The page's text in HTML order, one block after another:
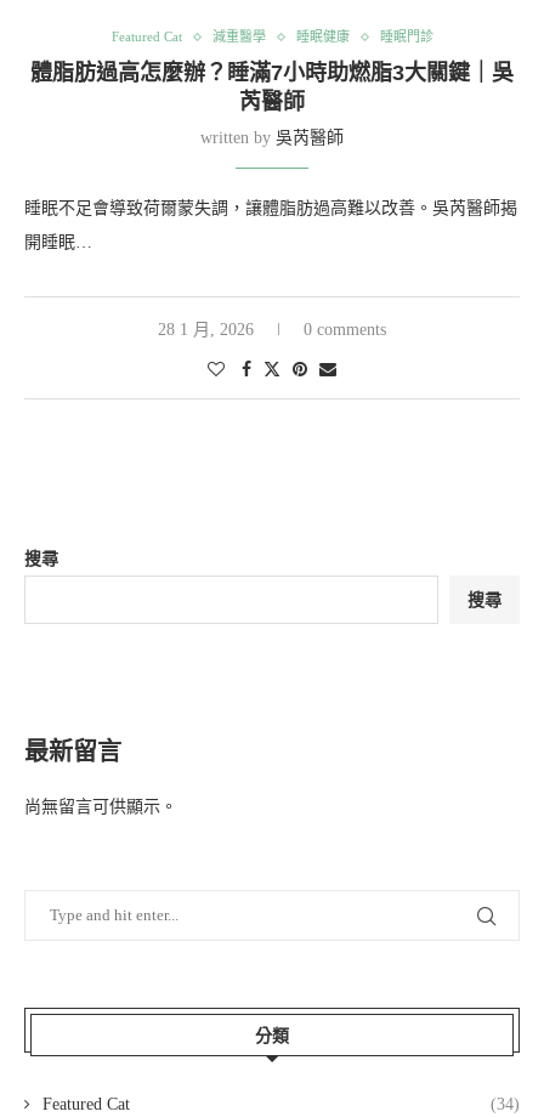
Featured Cat 減重醫學 睡眠健康 睡眠門診
體脂肪過高怎麼辦？睡滿7小時助燃脂3大關鍵｜吳
芮醫師
written by 吳芮醫師
睡眠不足會導致荷爾蒙失調，讓體脂肪過高難以改善。吳芮醫師揭
開睡眠…
28 1 月, 2026 0 comments
搜尋
搜尋
最新留言
尚無留言可供顯示。
分類
Featured Cat (34)